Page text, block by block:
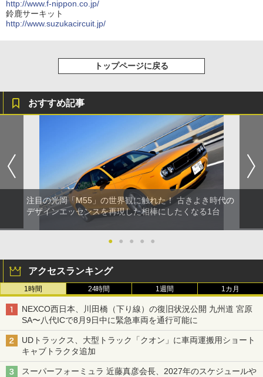
http://www.f-nippon.co.jp/
鈴鹿サーキット
http://www.suzukacircuit.jp/
トップページに戻る
おすすめ記事
注目の光岡「M55」の世界観に触れた！ 古きよき時代の
デザインエッセンスを再現した相棒にしたくなる1台
● ● ● ● ●
アクセスランキング
1時間 24時間 1週間 1カ月
NEXCO西日本、川田橋（下り線）の復旧状況公開 九州道 宮原
SA〜八代ICで8月9日中に緊急車両を通行可能に
UDトラックス、大型トラック「クオン」に車両運搬用ショート
キャブトラクタ追加
スーパーフォーミュラ 近藤真彦会長、2027年のスケジュールや